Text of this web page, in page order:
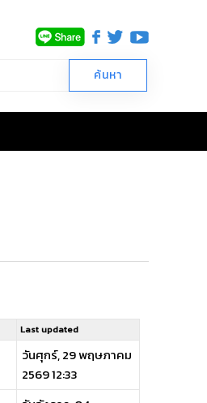
Last updated
วันศุกร์, 29 พฤษภาคม
2569 12:33